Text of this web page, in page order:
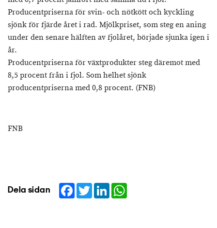
Producentpriserna för svin- och nötkött och kyckling
sjönk för fjärde året i rad. Mjölkpriset, som steg en aning
under den senare hälften av fjolåret, började sjunka igen i
år.
Producentpriserna för växtprodukter steg däremot med
8,5 procent från i fjol. Som helhet sjönk
producentpriserna med 0,8 procent. (FNB)
FNB
Dela sidan Facebook
TwitterLinkedIn